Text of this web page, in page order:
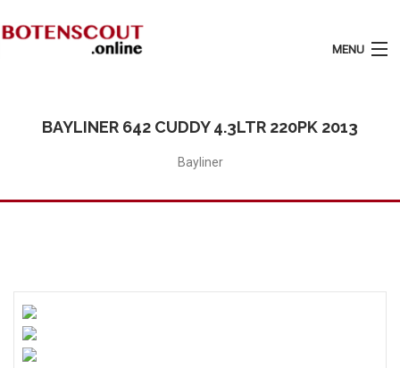
MENU
Plaats Advertentie
Contact
BAYLINER 642 CUDDY 4.3LTR 220PK 2013
Bayliner